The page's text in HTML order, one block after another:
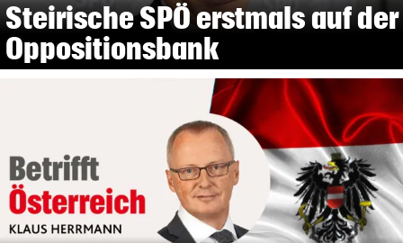
Steirische SPÖ erstmals auf der
Oppositionsbank